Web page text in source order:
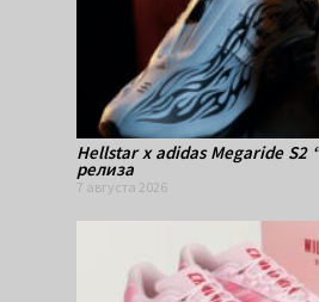
Hellstar x adidas Megaride S2
релиза
7 августа 2026